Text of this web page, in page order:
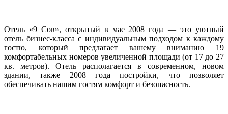
Отель «9 Сов», открытый в мае 2008 года — это уютный
отель бизнес-класса с индивидуальным подходом к каждому
гостю, который предлагает вашему вниманию 19
комфортабельных номеров увеличенной площади (от 17 до 27
кв. метров). Отель располагается в современном, новом
здании, также 2008 года постройки, что позволяет
обеспечивать нашим гостям комфорт и безопасность.